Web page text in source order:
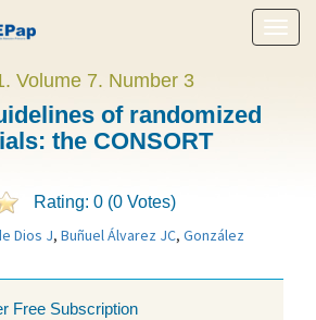
Show
menu
Volume 7. Number 3
of randomized
the CONSORT
Rating: 0 (0 Votes)
Dios J, Buñuel Álvarez JC, González
Free Subscription